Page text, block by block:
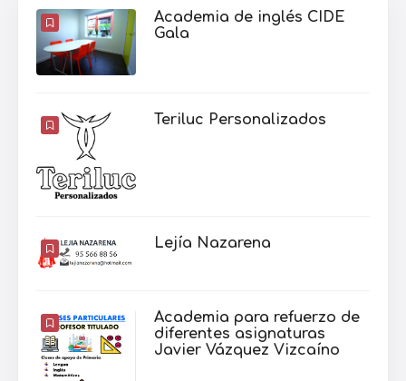
Academia de inglés CIDE
Gala
Teriluc Personalizados
Lejía Nazarena
Academia para refuerzo de
diferentes asignaturas
Javier Vázquez Vizcaíno